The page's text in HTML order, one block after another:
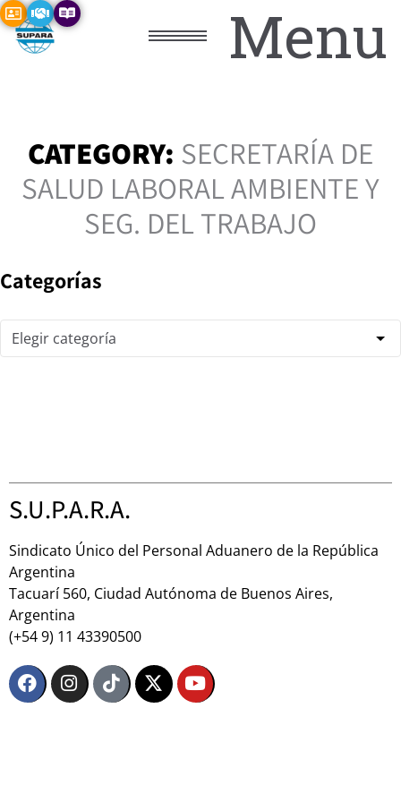
Menu
CATEGORY: SECRETARÍA DE
SALUD LABORAL AMBIENTE Y
SEG. DEL TRABAJO
Categorías
S.U.P.A.R.A.
Sindicato Único del Personal Aduanero de la República
Argentina
Tacuarí 560, Ciudad Autónoma de Buenos Aires,
Argentina
(+54 9) 11 43390500